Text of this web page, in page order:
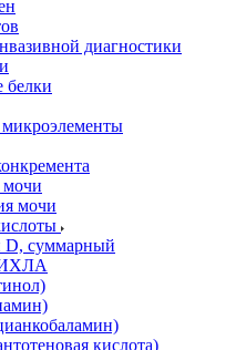
диагностики
белки
мочи
мочи
D, суммарный
ИХЛА
кислота)